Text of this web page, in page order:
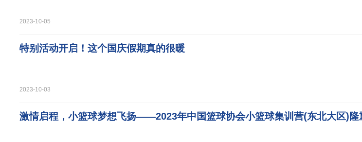
2023-10-05
特别活动开启！这个国庆假期真的很暖
2023-10-03
激情启程，小篮球梦想飞扬——2023年中国篮球协会小篮球集训营(东北大区)隆